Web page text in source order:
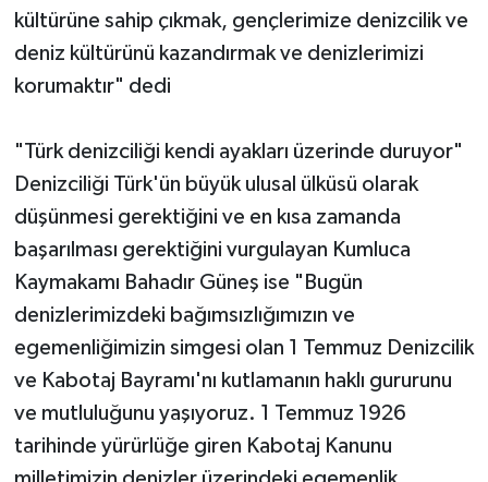
kültürüne sahip çıkmak, gençlerimize denizcilik ve
deniz kültürünü kazandırmak ve denizlerimizi
korumaktır" dedi
"Türk denizciliği kendi ayakları üzerinde duruyor"
Denizciliği Türk'ün büyük ulusal ülküsü olarak
düşünmesi gerektiğini ve en kısa zamanda
başarılması gerektiğini vurgulayan Kumluca
Kaymakamı Bahadır Güneş ise "Bugün
denizlerimizdeki bağımsızlığımızın ve
egemenliğimizin simgesi olan 1 Temmuz Denizcilik
ve Kabotaj Bayramı'nı kutlamanın haklı gururunu
ve mutluluğunu yaşıyoruz. 1 Temmuz 1926
tarihinde yürürlüğe giren Kabotaj Kanunu